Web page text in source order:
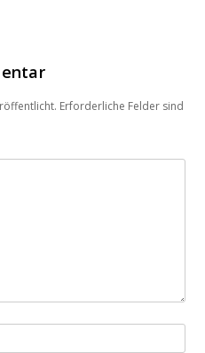
Erforderliche Felder sind